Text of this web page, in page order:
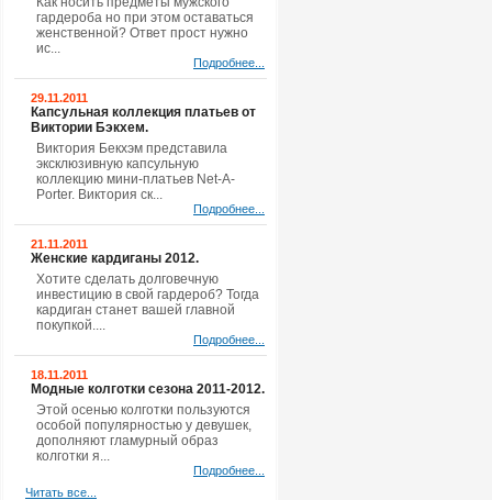
гардероба но при этом оставаться
женственной? Ответ прост нужно
ис...
Подробнее...
29.11.2011
Капсульная коллекция платьев от
Виктории Бэкхем.
Виктория Бекхэм представила
эксклюзивную капсульную
коллекцию мини-платьев Net-A-
Porter. Виктория ск...
Подробнее...
21.11.2011
Женские кардиганы 2012.
Хотите сделать долговечную
инвестицию в свой гардероб? Тогда
кардиган станет вашей главной
покупкой....
Подробнее...
18.11.2011
Модные колготки сезона 2011-2012.
Этой осенью колготки пользуются
особой популярностью у девушек,
дополняют гламурный образ
колготки я...
Подробнее...
Читать все...